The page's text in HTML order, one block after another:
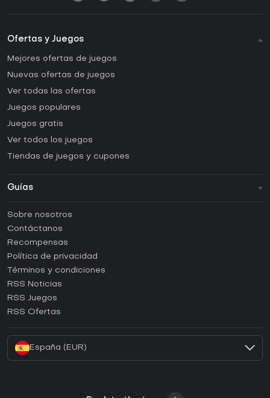
Ofertas y Juegos
Mejores ofertas de juegos
Nuevas ofertas de juegos
Ver todas las ofertas
Juegos populares
Juegos gratis
Ver todos los juegos
Tiendas de juegos y cupones
Guías
Guías y tutoriales
¿Cómo activar una CD Key de Steam?
¿Cómo activar una CD Key de Epic Games?
¿Cómo activar una CD Key de GOG?
¿Cómo activar una CD Key de Ubisoft Connect?
Sobre nosotros
Contáctanos
Recompensas
Política de privacidad
Términos y condiciones
RSS Noticias
RSS Juegos
RSS Ofertas
España (EUR)